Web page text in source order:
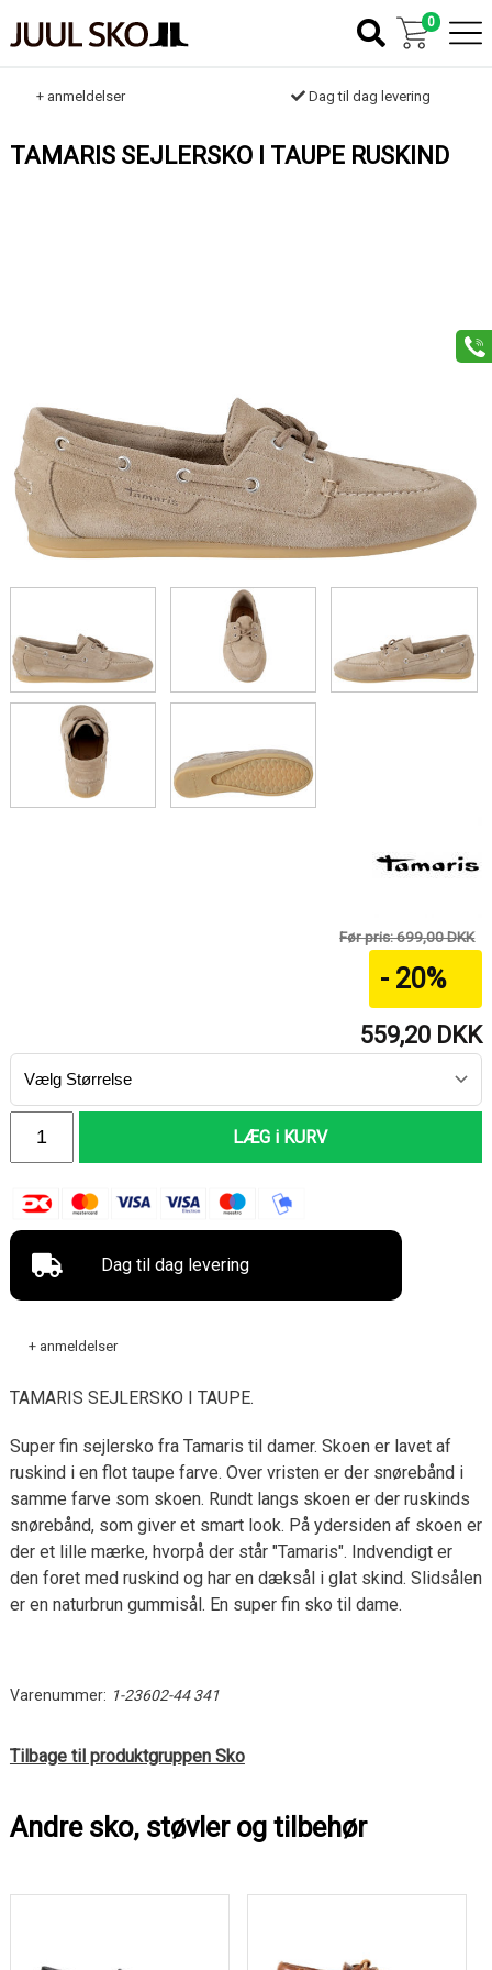
TAMARIS SEJLERSKO I TAUPE RUSKIND
Før pris: 699,00 DKK
- 20%
559,20 DKK
LÆG i KURV
Dag til dag levering
+ anmeldelser
TAMARIS SEJLERSKO I TAUPE.
Super fin sejlersko fra Tamaris til damer. Skoen er lavet af
ruskind i en flot taupe farve. Over vristen er der snørebånd i
samme farve som skoen. Rundt langs skoen er der ruskinds
snørebånd, som giver et smart look. På ydersiden af skoen er
der et lille mærke, hvorpå der står "Tamaris". Indvendigt er
den foret med ruskind og har en dæksål i glat skind. Slidsålen
er en naturbrun gummisål. En super fin sko til dame.
Varenummer: 1-23602-44 341
Tilbage til produktgruppen Sko
Andre sko, støvler og tilbehør
0
+ anmeldelser Dag til dag levering